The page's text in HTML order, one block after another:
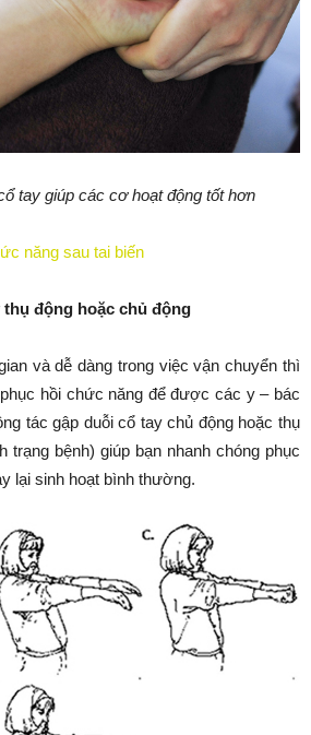
tay giúp các cơ hoạt động tốt hơn
năng sau tai biến
thụ động hoặc chủ động
và dễ dàng trong việc vận chuyển thì
hồi chức năng để được các y – bác
tác gập duỗi cổ tay chủ động hoặc thụ
trạng bệnh) giúp bạn nhanh chóng phục
lại sinh hoạt bình thường.